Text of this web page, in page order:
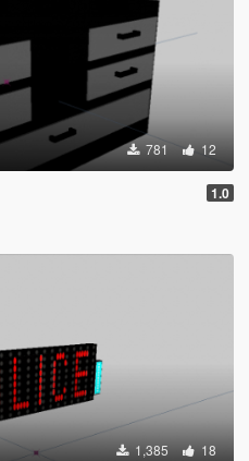
781 12
1.0
1,385 18